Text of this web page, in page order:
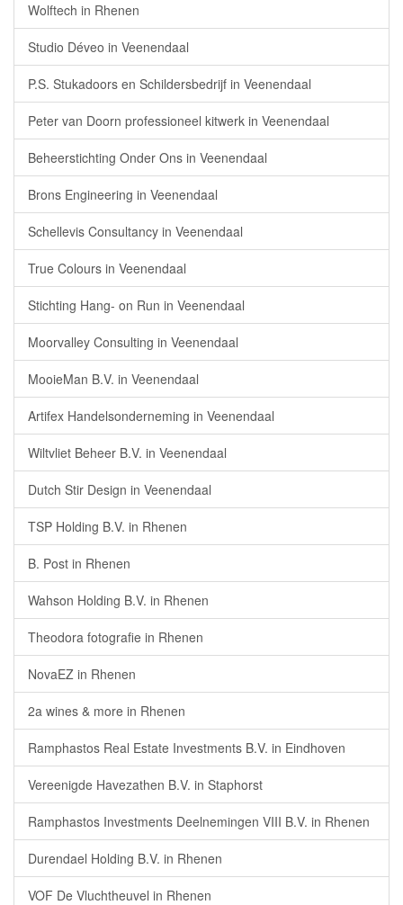
Wolftech in Rhenen
Studio Déveo in Veenendaal
P.S. Stukadoors en Schildersbedrijf in Veenendaal
Peter van Doorn professioneel kitwerk in Veenendaal
Beheerstichting Onder Ons in Veenendaal
Brons Engineering in Veenendaal
Schellevis Consultancy in Veenendaal
True Colours in Veenendaal
Stichting Hang- on Run in Veenendaal
Moorvalley Consulting in Veenendaal
MooieMan B.V. in Veenendaal
Artifex Handelsonderneming in Veenendaal
Wiltvliet Beheer B.V. in Veenendaal
Dutch Stir Design in Veenendaal
TSP Holding B.V. in Rhenen
B. Post in Rhenen
Wahson Holding B.V. in Rhenen
Theodora fotografie in Rhenen
NovaEZ in Rhenen
2a wines & more in Rhenen
Ramphastos Real Estate Investments B.V. in Eindhoven
Vereenigde Havezathen B.V. in Staphorst
Ramphastos Investments Deelnemingen VIII B.V. in Rhenen
Durendael Holding B.V. in Rhenen
VOF De Vluchtheuvel in Rhenen